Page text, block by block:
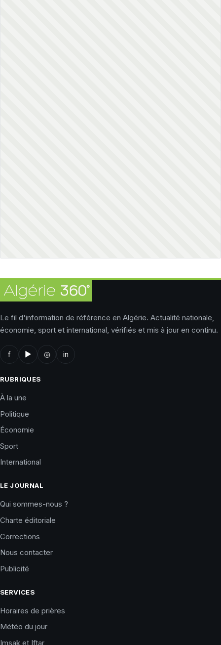
Le fil d'information de référence en Algérie. Actualité nationale,
économie, sport et international, vérifiés et mis à jour en continu.
f ▶ ◎ in
RUBRIQUES
À la une
Politique
Économie
Sport
International
LE JOURNAL
Qui sommes-nous ?
Charte éditoriale
Corrections
Nous contacter
Publicité
SERVICES
Horaires de prières
Météo du jour
Imsak et Iftar